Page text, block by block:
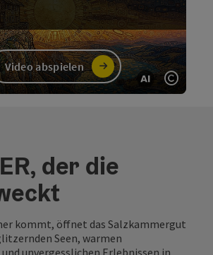
KI
Video abspielen
der die
kommt, öffnet das Salzkammergut
Seen, warmen
unvergesslichen Erlebnissen in